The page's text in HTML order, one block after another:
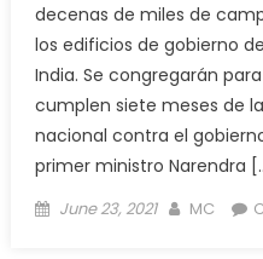
decenas de miles de
los edificios de gobierno
India. Se congregarán
cumplen siete meses de
nacional contra el
primer ministro Narendra
Posted
June 23, 2021 Author
MC